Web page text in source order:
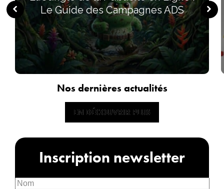
Le Guide des Campagnes ADS
Nos dernières actualités
EN DÉCOUVRIR PLUS
EN DÉCOUVRIR PLUS
Inscription newsletter